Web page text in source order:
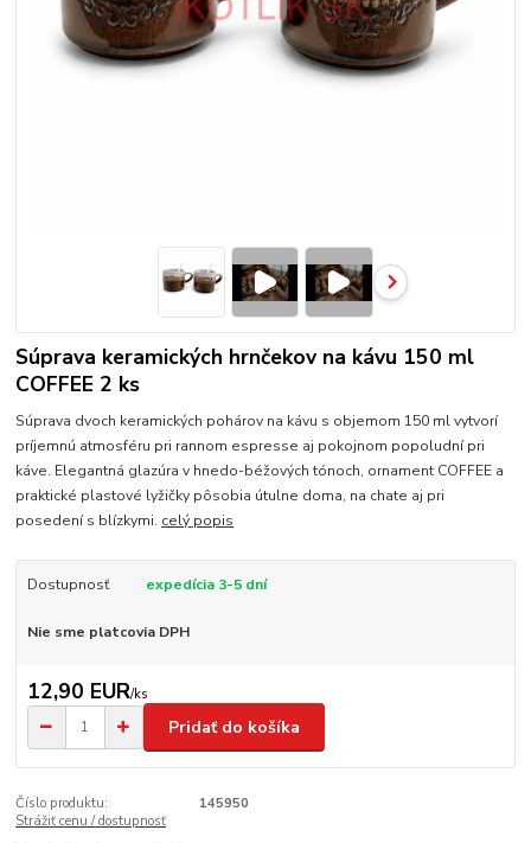
Súprava keramických hrnčekov na kávu 150 ml
COFFEE 2 ks
Súprava dvoch keramických pohárov na kávu s objemom 150 ml vytvorí
príjemnú atmosféru pri rannom espresse aj pokojnom popoludní pri
káve. Elegantná glazúra v hnedo-béžových tónoch, ornament COFFEE a
praktické plastové lyžičky pôsobia útulne doma, na chate aj pri
posedení s blízkymi. celý popis
Dostupnosť expedícia 3-5 dní
Nie sme platcovia DPH
12,90 EUR/ks
Pridať do košíka
Číslo produktu:
145950
Strážiť cenu / dostupnosť